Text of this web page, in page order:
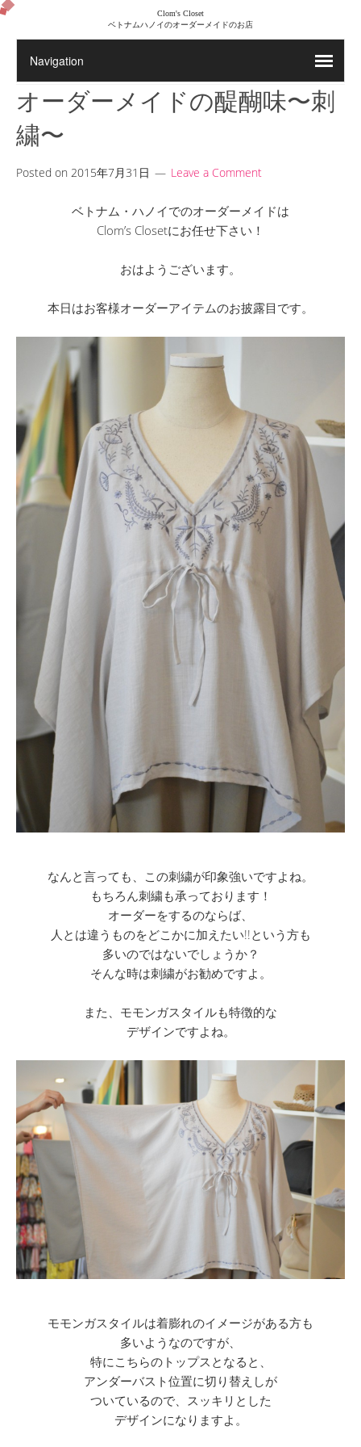
Clom's Closet
ベトナムハノイのオーダーメイドのお店
オーダーメイドの醍醐味〜刺
繍〜
Posted on 2015年7月31日 Leave a Comment
ベトナム・ハノイでのオーダーメイドは
Clom’s Closetにお任せ下さい！
おはようございます。
本日はお客様オーダーアイテムのお披露目です。
なんと言っても、この刺繍が印象強いですよね。
もちろん刺繍も承っております！
オーダーをするのならば、
人とは違うものをどこかに加えたい!!という方も
多いのではないでしょうか？
そんな時は刺繍がお勧めですよ。
また、モモンガスタイルも特徴的な
デザインですよね。
モモンガスタイルは着膨れのイメージがある方も
多いようなのですが、
特にこちらのトップスとなると、
アンダーバスト位置に切り替えしが
ついているので、スッキリとした
デザインになりますよ。